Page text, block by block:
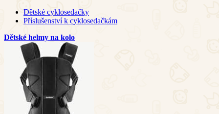
Dětské cyklosedačky
Příslušenství k cyklosedačkám
Dětské helmy na kolo